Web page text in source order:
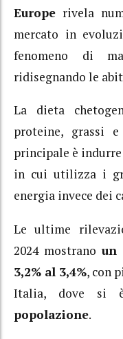
Europe rivela
mercato in
fenomeno di
ridisegnando le
La dieta
proteine, grassi e
principale è
in cui utilizza i
energia invece dei
Le ultime
2024 mostrano un
3,2% al 3,4%, con
Italia, dove si
popolazione.